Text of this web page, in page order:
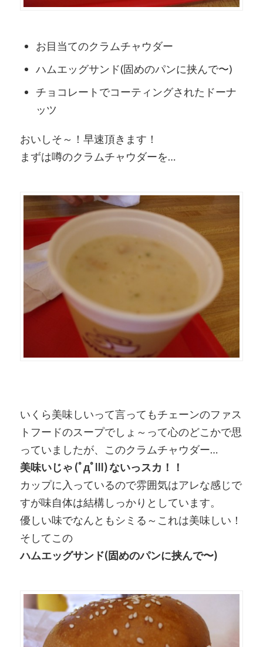
お目当てのクラムチャウダー
ハムエッグサンド(固めのパンに挟んで〜)
チョコレートでコーティングされたドーナ
ッツ
おいしそ～！早速頂きます！
まずは噂のクラムチャウダーを…
いくら美味しいって言ってもチェーンのファス
トフードのスープでしょ～って心のどこかで思
っていましたが、このクラムチャウダー…
美味いじゃ (ﾟдﾟlll) ないっスカ！！
カップに入っているので雰囲気はアレな感じで
すが味自体は結構しっかりとしています。
優しい味でなんともシミる～これは美味しい！
そしてこの
ハムエッグサンド(固めのパンに挟んで〜)